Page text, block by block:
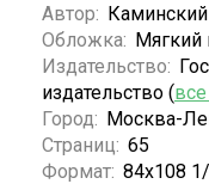
Автор: Каминский
Обложка: Мягкий
Издательство:
издательство (
Город: Москва-
Страниц: 65
Формат: 84х108